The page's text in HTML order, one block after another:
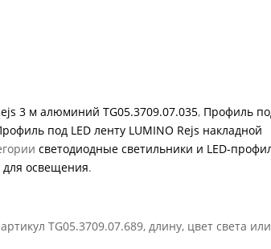
3 м алюминий TG05.3709.07.035, Профиль
под LED ленту LUMINO Rejs накладной
светодиодные светильники и LED-
для освещения.
TG05.3709.07.689, длину, цвет света или